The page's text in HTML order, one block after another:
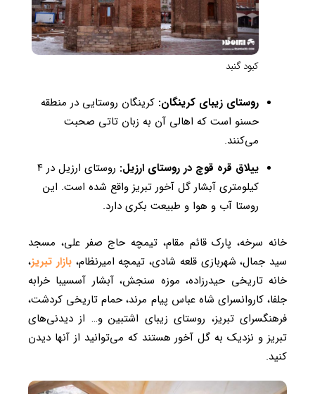
کبود گنبد
روستای زیبای کرینگان: کرینگان روستایی در منطقه
حسنو است که اهالی آن به زبان تاتی صحبت
می‌کنند.
ییلاق قره قوچ در روستای ارزیل:
روستای ارزیل در ۴
کیلومتری آبشار گل آخور تبریز واقع شده است. این
روستا آب و هوا و طبیعت بکری دارد.
خانه سرخه، پارک قائم مقام، تیمچه حاج صفر علی، مسجد
سید جمال، شهربازی قلعه شادی، تیمچه امیرنظام،بازار تبریز،
خانه تاریخی حیدرزاده، موزه سنجش، آبشار آسسیبا خرابه
جلفا، کاروانسرای شاه عباس پیام مرند، حمام تاریخی کردشت،
فرهنگسرای تبریز، روستای زیبای اشتبین و… از دیدنی‌های
تبریز و نزدیک به گل آخور هستند که می‌توانید از آنها دیدن
کنید.‌